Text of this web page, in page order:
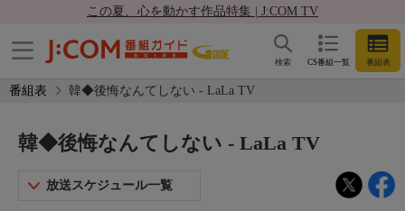
この夏、心を動かす作品特集 | J:COM TV
CS番組一覧 番組表
検索
番組表 韓◆後悔なんてしない - LaLa TV
韓◆後悔なんてしない - LaLa TV
放送スケジュール一覧